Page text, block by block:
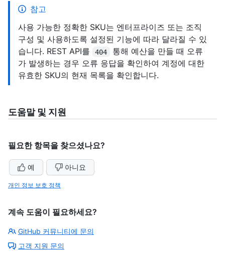
참고
사용 가능한 정확한 SKU는 엔터프라이즈 또는 조직
구성 및 사용하도록 설정된 기능에 따라 달라질 수 있
습니다. REST API를
404
통해 예산을 만들 때 오류
가 발생하는 경우 오류 응답을 확인하여 계정에 대한
유효한 SKU의 현재 목록을 확인합니다.
도움말 및 지원
필요한 항목을 찾으셨나요?
예 아니요
개인 정보 보호 정책
계속 도움이 필요하세요?
GitHub 커뮤니티에 문의
고객 지원 문의